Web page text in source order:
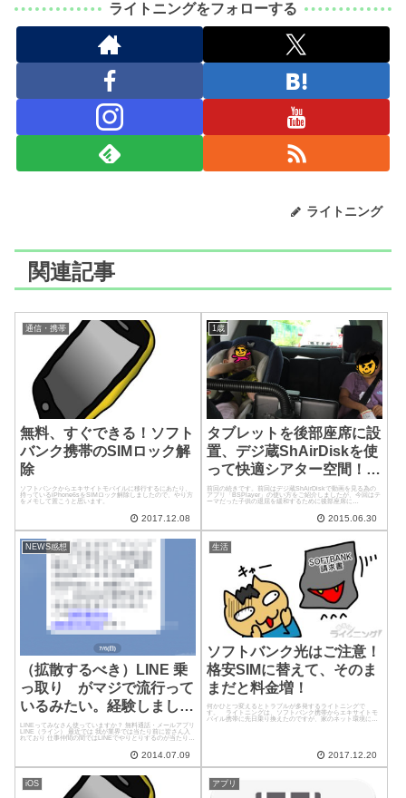
ライトニングをフォローする
ライトニング
関連記事
通信・携帯
無料、すぐできる！ソフト
バンク携帯のSIMロック解
除
ソフトバンクからエキサイトモバイルに移行するにあたり、
持っているiPhone6sをSIMロック解除しましたので、やり方
をメモして置こうと思います。
2017.12.08
1歳
タブレットを後部座席に設
置、デジ蔵ShAirDiskを使
って快適シアター空間！-
タブレットでカーナビ12
前回の続きです。前回はデジ蔵ShAirDiskで動画を見る為の
アプリ「BSPlayer」の使い方をご紹介しましたが、今回はテ
ーマだった子供の退屈を緩和するために後部座席に
2015.06.30
NEWS感想
（拡散するべき）LINE 乗
っ取り がマジで流行って
いるみたい。経験しました
(T_T)
LINEってみなさん使っていますか？ 無料通話・メールアプリ
LINE（ライン） 最近では 我が業界では当たり前に皆さん入
れており 仕事仲間の間ではLINEでやりとりするのが当たり前
になりつつある状態。 （とはいえ 取引相手とかには さす
2014.07.09
生活
ソフトバンク光はご注意！
格安SIMに替えて、そのま
まだと料金増！
何かひとつ変えるとトラブルが多発するライトニングで
す。 ライトニングは、ソフトバンク携帯からエキサイトモ
バイル携帯に先日乗り換えたのですが、家のネット環境に関
2017.12.20
iOS アプリ